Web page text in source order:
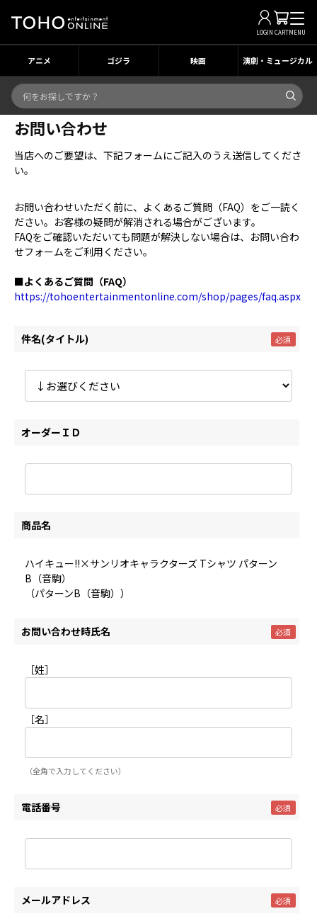
LOGIN CARTMENU
アニメ ゴジラ 映画 演劇・ミュージカル
お問い合わせ
当店へのご要望は、下記フォームにご記入のうえ送信してくださ
い。
お問い合わせいただく前に、よくあるご質問（FAQ）をご一読く
ださい。お客様の疑問が解消される場合がございます。
FAQをご確認いただいても問題が解決しない場合は、お問い合わ
せフォームをご利用ください。
■よくあるご質問（FAQ）
https://tohoentertainmentonline.com/shop/pages/faq.aspx
件名(タイトル)
オーダーＩＤ
商品名
ハイキュー!!×サンリオキャラクターズ Tシャツ パターン
B（音駒）
（パターンB（音駒））
お問い合わせ時氏名
［姓］
［名］
（全角で入力してください）
電話番号
メールアドレス